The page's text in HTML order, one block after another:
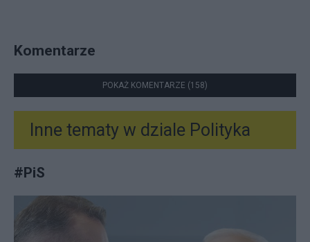
Komentarze
POKAŻ KOMENTARZE (158)
Inne tematy w dziale Polityka
#PiS